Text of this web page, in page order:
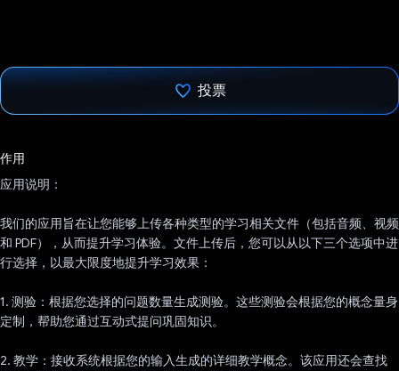
投票
作用
应用说明：
我们的应用旨在让您能够上传各种类型的学习相关文件（包括音频、视频
和 PDF），从而提升学习体验。文件上传后，您可以从以下三个选项中进
行选择，以最大限度地提升学习效果：
1. 测验：根据您选择的问题数量生成测验。这些测验会根据您的概念量身
定制，帮助您通过互动式提问巩固知识。
2. 教学：接收系统根据您的输入生成的详细教学概念。该应用还会查找